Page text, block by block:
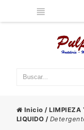
Inicio /LIMPIEZA
LIQUIDO /